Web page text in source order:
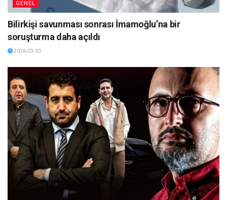
GENEL
Bilirkişi savunması sonrası İmamoğlu’na bir
soruşturma daha açıldı
2026-03-30